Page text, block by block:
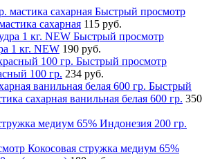
Быстрый просмотр
сахарная 115 руб.
Быстрый просмотр
1 кг. NEW 190 руб.
Быстрый просмотр
100 гр. 234 руб.
Быстрый
сахарная ванильная белая 600 гр. 350
Кокосовая стружка медиум 65%